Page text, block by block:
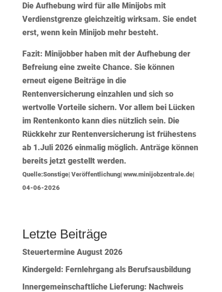
Die Aufhebung wird für alle Minijobs mit
Verdienstgrenze gleichzeitig wirksam. Sie endet
erst, wenn kein Minijob mehr besteht.
Fazit: Minijobber haben mit der Aufhebung der
Befreiung eine zweite Chance. Sie können
erneut eigene Beiträge in die
Rentenversicherung einzahlen und sich so
wertvolle Vorteile sichern. Vor allem bei Lücken
im Rentenkonto kann dies nützlich sein. Die
Rückkehr zur Rentenversicherung ist frühestens
ab 1.Juli 2026 einmalig möglich. Anträge können
bereits jetzt gestellt werden.
Quelle:Sonstige| Veröffentlichung| www.minijobzentrale.de|
04-06-2026
Letzte Beiträge
Steuertermine August 2026
Kindergeld: Fernlehrgang als Berufsausbildung
Innergemeinschaftliche Lieferung: Nachweis